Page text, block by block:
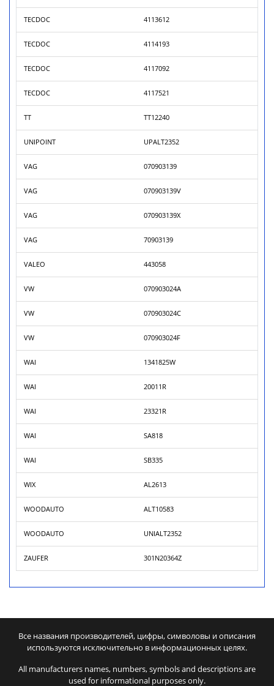
TECDOC 4113612
TECDOC 4114193
TECDOC 4117092
TECDOC 4117521
TT TT12240
UNIPOINT UPALT2352
VAG 070903139
VAG 070903139V
VAG 070903139X
VAG 70903139
VALEO 443058
VW 070903024A
VW 070903024C
VW 070903024F
WAI 1341825W
WAI 20011R
WAI 23321R
WAI SA818
WAI SB335
WIX AL2613
WOODAUTO ALT10583
WOODAUTO UNIALT2352
ZAUFER 301N20364Z
Все названия производителей, цифры, символовы и описания
используются исключительно в информационных целях.
All manufacturers names, numbers, symbols and descriptions are
used for informational purposes only.